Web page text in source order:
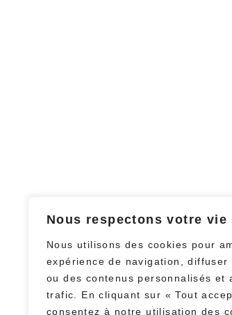
Nous respectons votre vie
Nous utilisons des cookies pour
expérience de navigation, diffuser
ou des contenus personnalisés et
trafic. En cliquant sur « Tout
consentez à notre utilisation des